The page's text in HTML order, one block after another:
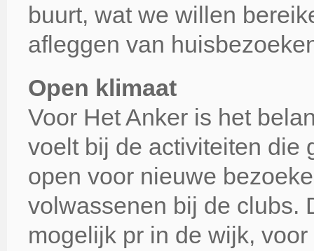
buurt, wat we willen
afleggen van
Open klimaat
Voor Het Anker is het
voelt bij de activiteiten die
open voor nieuwe
volwassenen bij de clubs.
mogelijk pr in de wijk,